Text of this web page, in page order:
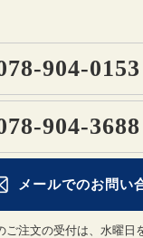
904-0153
904-3688
メールでのお問い
注文の受付は、水曜日